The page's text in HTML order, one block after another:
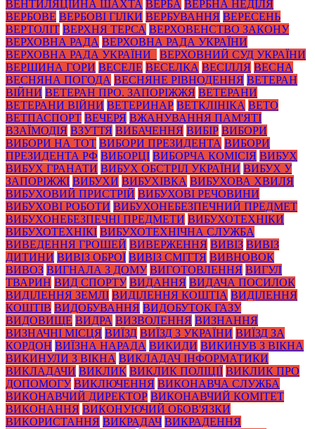
ВЕНТИЛЯЦІЙНА ШАХТА ВЕРБА ВЕРБНА НЕДІЛЯ
ВЕРБОВЕ ВЕРБОВІ ГІЛКИ ВЕРБУВАННЯ ВЕРЕСЕНЬ
ВЕРТОЛІТ ВЕРХНЯ ТЕРСА ВЕРХОВЕНСТВО ЗАКОНУ
ВЕРХОВНА РАДА ВЕРХОВНА РАДА УКРАЇНИ
ВЕРХОВНА РАДА УКРАЇНИ_
ВЕРХОВНИЙ СУД УКРАЇНИ
ВЕРШИНА ГОРИ ВЕСЕЛЕ ВЕСЕЛКА ВЕСІЛЛЯ ВЕСНА
ВЕСНЯНА ПОГОДА ВЕСНЯНЕ РІВНОДЕННЯ ВЕТЕРАН
ВІЙНИ ВЕТЕРАН ПРО. ЗАПОРІЖЖЯ ВЕТЕРАНИ
ВЕТЕРАНИ ВІЙНИ ВЕТЕРИНАР ВЕТКЛІНІКА ВЕТО
ВЕТПАСПОРТ ВЕЧЕРЯ ВЖАНУВАННЯ ПАМ'ЯТІ
ВЗАЇМОДІЯ ВЗУТТЯ ВИБАЧЕННЯ ВИБІР ВИБОРИ
ВИБОРИ НА ТОТ ВИБОРИ ПРЕЗИДЕНТА ВИБОРИ
ПРЕЗИДЕНТА РФ ВИБОРЦІ ВИБОРЧА КОМІСІЯ ВИБУХ
ВИБУХ ГРАНАТИ ВИБУХ ОБСТРІЛ УКРАЇНИ ВИБУХ У
ЗАПОРІЖЖІ ВИБУХИ ВИБУХІВКА ВИБУХОВА ХВИЛЯ
ВИБУХОВИЙ ПРИСТРІЙ ВИБУХОВІ РЕЧОВИНИ
ВИБУХОВІ РОБОТИ ВИБУХОНЕБЕЗПЕЧНИЙ ПРЕДМЕТ
ВИБУХОНЕБЕЗПЕЧНІ ПРЕДМЕТИ ВИБУХОТЕХНІКИ
ВИБУХОТЕХНІКІ ВИБУХОТЕХНІЧНА СЛУЖБА
ВИВЕДЕННЯ ГРОШЕЙ ВИВЕРЖЕННЯ ВИВІЗ ВИВІЗ
ДИТИНИ ВИВІЗ ОБРОЇ ВИВІЗ СМІТТЯ ВИВНОВОК
ВИВОЗ ВИГНАЛА З ДОМУ ВИГОТОВЛЕННЯ ВИГУЛ
ТВАРИН ВИД СПОРТУ ВИДАННЯ ВИДАЧА ПОСИЛОК
ВИДІЛЕННЯ ЗЕМЛІ ВИДІЛЕННЯ КОШТІА ВИДІЛЕННЯ
КОШТІВ ВИДОБУВАННЯ ВИДОБУТОК ГАЗУ
ВИДОВИЩЕ ВИДРА ВИЗВОЛЕННЯ ВИЗНАННЯ
ВИЗНАЧНІ МІСЦЯ ВИЇЗД ВИЇЗД З УКРАЇНИ ВИЇЗД ЗА
КОРДОН ВИЇЗНА НАРАДА ВИКИДИ ВИКИНУВ З ВІКНА
ВИКИНУЛИ З ВІКНА ВИКЛАДАЧ ІНФОРМАТИКИ
ВИКЛАДАЧИ ВИКЛИК ВИКЛИК ПОЛІЦІЇ ВИКЛИК ПРО
ДОПОМОГУ ВИКЛЮЧЕННЯ ВИКОНАВЧА СЛУЖБА
ВИКОНАВЧИЙ ДИРЕКТОР ВИКОНАВЧИЙ КОМІТЕТ
ВИКОНАННЯ ВИКОНУЮЧИЙ ОБОВ'ЯЗКИ
ВИКОРИСТАННЯ ВИКРАДАЧ ВИКРАДЕННЯ